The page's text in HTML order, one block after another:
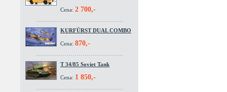
Cena: 2 700,-
KURFÜRST DUAL COMBO
Cena: 870,-
T 34/85 Soviet Tank
Cena: 1 850,-